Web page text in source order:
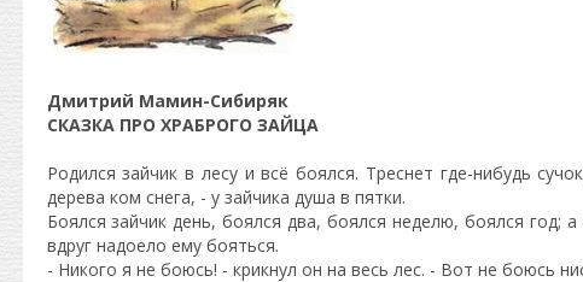
Дмитрий Мамин-Сибиряк
СКАЗКА ПРО ХРАБРОГО ЗАЙЦА
Родился зайчик в лесу и всё боялся. Треснет где-нибудь
дерева ком снега, - у зайчика душа в пятки.
Боялся зайчик день, боялся два, боялся неделю, боялся год;
вдруг надоело ему бояться.
- Никого я не боюсь! - крикнул он на весь лес. - Вот не боюсь